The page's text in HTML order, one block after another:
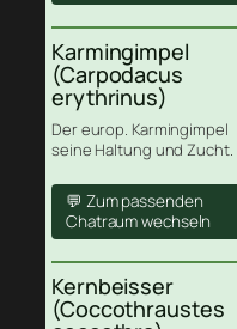
Karmingimpel
(Carpodacus
erythrinus)
Der europ. Karmingimpel
seine Haltung und Zucht.
💬 Zum passenden
Chatraum wechseln
Kernbeisser
(Coccothraustes